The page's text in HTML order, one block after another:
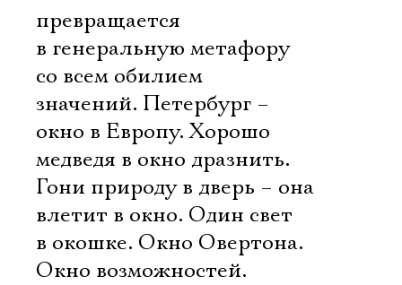
превращается
в генеральную метафору
со всем обилием
значений. Петербург –
окно в Европу. Хорошо
медведя в окно дразнить.
Гони природу в дверь – она
влетит в окно. Один свет
в окошке. Окно Овертона.
Окно возможностей.